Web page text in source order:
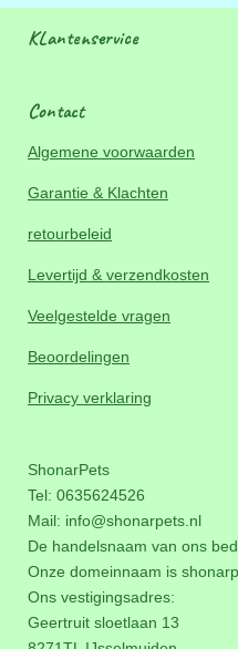
KLantenservice
Contact
Algemene voorwaarden
Garantie & Klachten
retourbeleid
Levertijd & verzendkosten
Veelgestelde vragen
Beoordelingen
Privacy verklaring
ShonarPets
Tel: 0635624526
Mail: info@shonarpets.nl
De handelsnaam van ons
Onze domeinnaam is
Ons vestigingsadres:
Geertruit sloetlaan 13